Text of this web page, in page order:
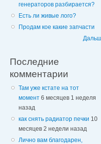
генераторов разбирается?
Есть ли живые лого?
Продам кое какие запчасти
Последние
комментарии
Там уже кстате на тот
момент 6 месяцев 1 неделя
назад
как снять радиатор печки 10
месяцев 2 недели назад
Лично вам благодарен,